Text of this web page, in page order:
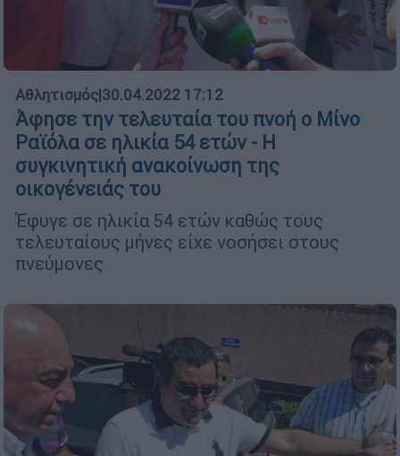
Αθλητισμός|30.04.2022 17:12
Άφησε την τελευταία του πνοή ο Μίνο
Ραϊόλα σε ηλικία 54 ετών - Η
συγκινητική ανακοίνωση της
οικογένειάς του
Έφυγε σε ηλικία 54 ετών καθώς τους
τελευταίους μήνες είχε νοσήσει στους
πνεύμονες